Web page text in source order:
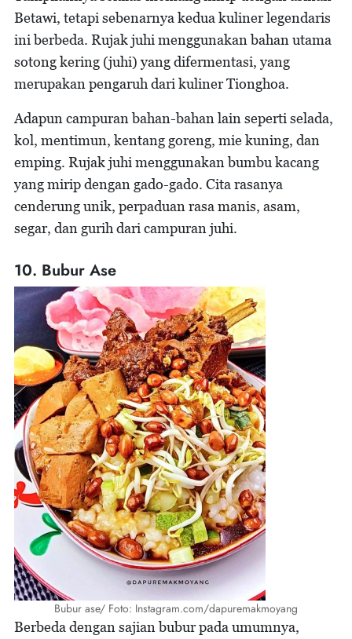
Betawi, tetapi sebenarnya kedua kuliner legendaris
ini berbeda. Rujak juhi menggunakan bahan utama
sotong kering (juhi) yang difermentasi, yang
merupakan pengaruh dari kuliner Tionghoa.
Adapun campuran bahan-bahan lain seperti selada,
kol, mentimun, kentang goreng, mie kuning, dan
emping. Rujak juhi menggunakan bumbu kacang
yang mirip dengan gado-gado. Cita rasanya
cenderung unik, perpaduan rasa manis, asam,
segar, dan gurih dari campuran juhi.
10. Bubur Ase
Bubur ase/ Foto: Instagram.com/dapuremakmoyang
Berbeda dengan sajian bubur pada umumnya,